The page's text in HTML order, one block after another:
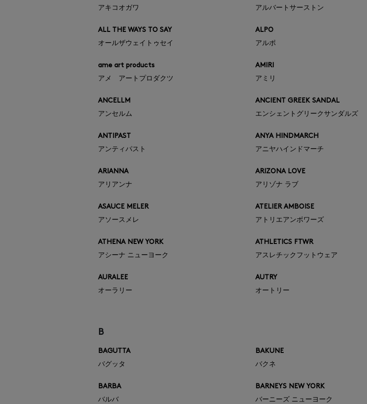
アキコオガワ
アルバートサーストン
ALL THE WAYS TO SAY
オールザウェイトゥセイ
ALPO
アルポ
ame art products
アメ アートプロダクツ
AMIRI
アミリ
ANCELLM
アンセルム
ANCIENT GREEK SANDAL
エンシェントグリークサンダルズ
ANTIPAST
アンティパスト
ANYA HINDMARCH
アニヤハインドマーチ
ARIANNA
アリアンナ
ARIZONA LOVE
アリゾナ ラブ
ASAUCE MELER
アソースメレ
ATELIER AMBOISE
アトリエアンボワーズ
ATHENA NEW YORK
アシーナ ニューヨーク
ATHLETICS FTWR
アスレチックフットウェア
AURALEE
オーラリー
AUTRY
オートリー
B
BAGUTTA
バグッタ
BAKUNE
バクネ
BARBA
バルバ
BARNEYS NEW YORK
バーニーズ ニューヨーク